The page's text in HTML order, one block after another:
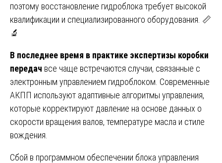
поэтому восстановление гидроблока требует высокой
квалификации и специализированного оборудования. 📏
🔬
В последнее время в практике экспертизы коробки
передач все чаще встречаются случаи, связанные с
электронным управлением гидроблоком. Современные
АКПП используют адаптивные алгоритмы управления,
которые корректируют давление на основе данных о
скорости вращения валов, температуре масла и стиле
вождения.
Сбой в программном обеспечении блока управления